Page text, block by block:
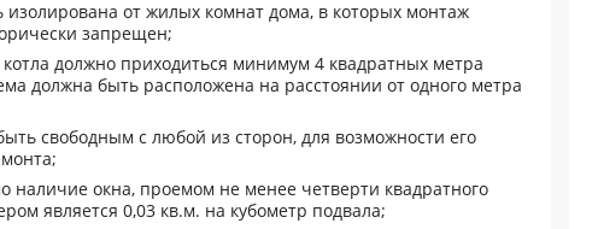
изолирована от жилых комнат дома, в которых монтаж
запрещен;
должно приходиться минимум 4 квадратных метра
должна быть расположена на расстоянии от одного метра
свободным с любой из сторон, для возможности его
наличие окна, проемом не менее четверти квадратного
является 0,03 кв.м. на кубометр подвала;